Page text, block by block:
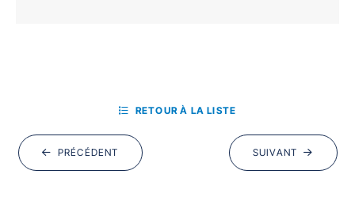
PRÉCÉDENT
RETOUR À LA LISTE
SUIVANT